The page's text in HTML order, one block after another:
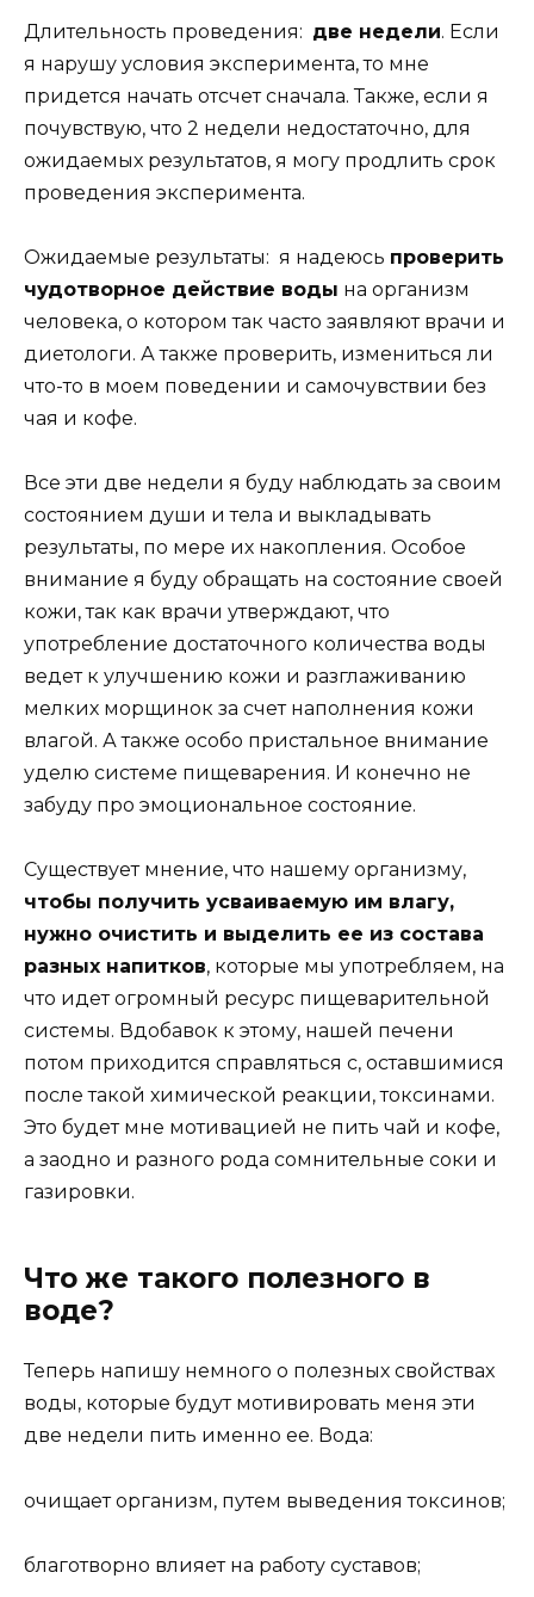
Длительность проведения: две недели. Если
я нарушу условия эксперимента, то мне
придется начать отсчет сначала. Также, если я
почувствую, что 2 недели недостаточно, для
ожидаемых результатов, я могу продлить срок
проведения эксперимента.
Ожидаемые результаты: я надеюсь проверить
чудотворное действие воды на организм
человека, о котором так часто заявляют врачи и
диетологи. А также проверить, измениться ли
что-то в моем поведении и самочувствии без
чая и кофе.
Все эти две недели я буду наблюдать за своим
состоянием души и тела и выкладывать
результаты, по мере их накопления. Особое
внимание я буду обращать на состояние своей
кожи, так как врачи утверждают, что
употребление достаточного количества воды
ведет к улучшению кожи и разглаживанию
мелких морщинок за счет наполнения кожи
влагой. А также особо пристальное внимание
уделю системе пищеварения. И конечно не
забуду про эмоциональное состояние.
Существует мнение, что нашему организму,
чтобы получить усваиваемую им влагу,
нужно очистить и выделить ее из состава
разных напитков, которые мы употребляем, на
что идет огромный ресурс пищеварительной
системы. Вдобавок к этому, нашей печени
потом приходится справляться с, оставшимися
после такой химической реакции, токсинами.
Это будет мне мотивацией не пить чай и кофе,
а заодно и разного рода сомнительные соки и
газировки.
Что же такого полезного в
воде?
Теперь напишу немного о полезных свойствах
воды, которые будут мотивировать меня эти
две недели пить именно ее. Вода:
очищает организм, путем выведения токсинов;
благотворно влияет на работу суставов;